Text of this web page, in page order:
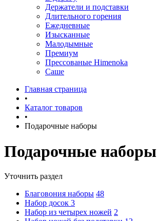
Держатели и подставки
Длительного горения
Ежедневные
Изысканные
Малодымные
Премиум
Прессованые Himenoka
Саше
Главная страница
•
Каталог товаров
•
Подарочные наборы
Подарочные наборы
Уточнить раздел
Благовония наборы 48
Набор досок 3
Набор из четырех ножей 2